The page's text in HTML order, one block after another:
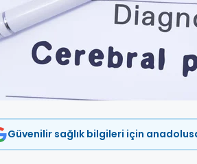
Güvenilir sağlık bilgileri için